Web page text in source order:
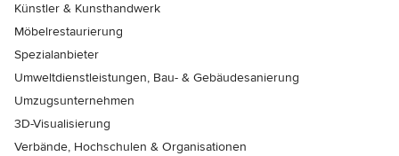
Künstler & Kunsthandwerk
Möbelrestaurierung
Spezialanbieter
Umweltdienstleistungen, Bau- & Gebäudesanierung
Umzugsunternehmen
3D-Visualisierung
Verbände, Hochschulen & Organisationen